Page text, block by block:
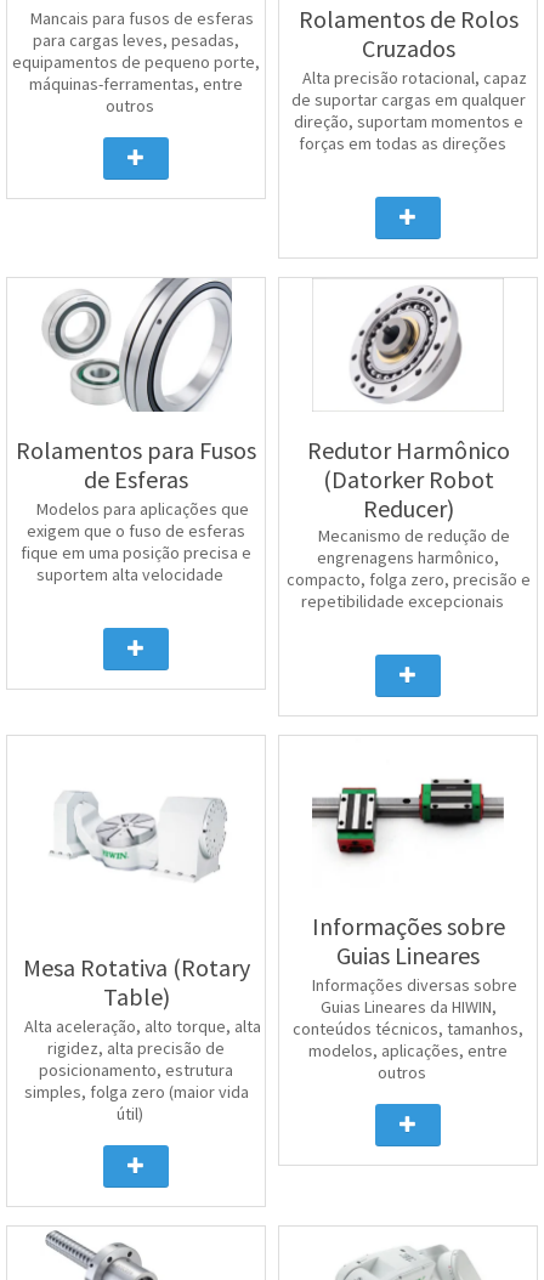
Mancais para fusos de esferas
para cargas leves, pesadas,
equipamentos de pequeno porte,
máquinas-ferramentas, entre
outros
Rolamentos de Rolos
Cruzados
Alta precisão rotacional, capaz
de suportar cargas em qualquer
direção, suportam momentos e
forças em todas as direções
Rolamentos para Fusos
de Esferas
Modelos para aplicações que
exigem que o fuso de esferas
fique em uma posição precisa e
suportem alta velocidade
Redutor Harmônico
(Datorker Robot
Reducer)
Mecanismo de redução de
engrenagens harmônico,
compacto, folga zero, precisão e
repetibilidade excepcionais
Mesa Rotativa (Rotary
Table)
Alta aceleração, alto torque, alta
rigidez, alta precisão de
posicionamento, estrutura
simples, folga zero (maior vida
útil)
Informações sobre
Guias Lineares
Informações diversas sobre
Guias Lineares da HIWIN,
conteúdos técnicos, tamanhos,
modelos, aplicações, entre
outros